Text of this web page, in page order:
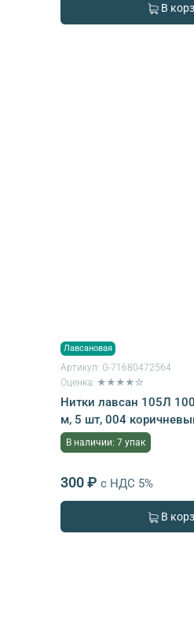
В
Лавсановая
Артикул: G-71680472564
Оценка: ★★★★☆
Нитки лавсан 105Л
м, 5 шт, 004
В наличии: 7 упак
300 ₽ с НДС 5%
В